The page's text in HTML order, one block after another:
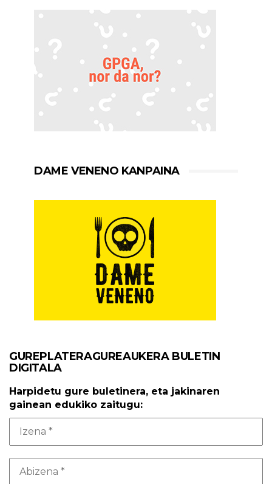
DAME VENENO KANPAINA
GUREPLATERAGUREAUKERA BULETIN
DIGITALA
Harpidetu gure buletinera, eta jakinaren
gainean edukiko zaitugu: